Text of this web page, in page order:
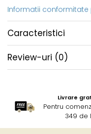
Informatii conformitate
Caracteristici
Review-uri (0)
Livrare
Pentru
349 de